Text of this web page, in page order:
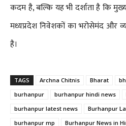
कदम है, बल्कि यह भी दर्शाता है कि
मध्यप्रदेश निवेशकों का भरोसेमंद और
है।
TAGS Archna Chitnis Bharat
burhanpur
burhanpur hindi news
burhanpur latest news
Burhanpur
burhanpur mp
Burhanpur News in